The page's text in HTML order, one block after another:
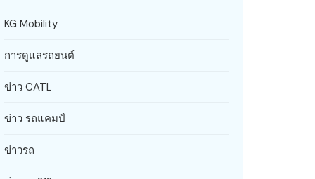
KG Mobility
การดูแลรถยนต์
ข่าว CATL
ข่าว รถแคมป์
ข่าวรถ